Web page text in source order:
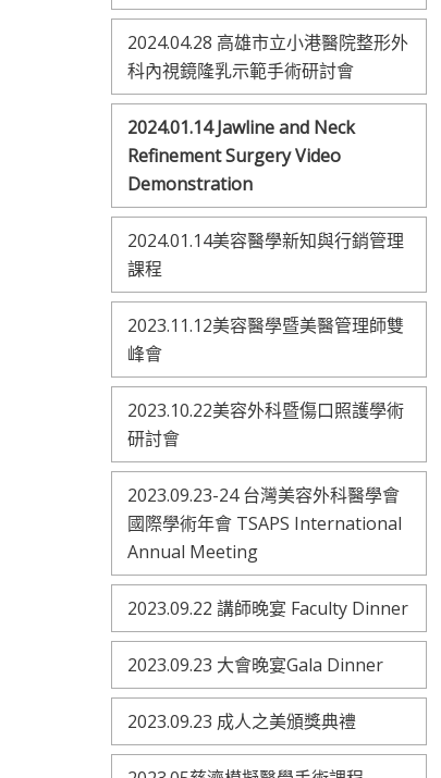
2024.04.28 高雄市立小港醫院整形外
科內視鏡隆乳示範手術研討會
2024.01.14 Jawline and Neck
Refinement Surgery Video
Demonstration
2024.01.14美容醫學新知與行銷管理
課程
2023.11.12美容醫學暨美醫管理師雙
峰會
2023.10.22美容外科暨傷口照護學術
研討會
2023.09.23-24 台灣美容外科醫學會
國際學術年會 TSAPS International
Annual Meeting
2023.09.22 講師晚宴 Faculty Dinner
2023.09.23 大會晚宴Gala Dinner
2023.09.23 成人之美頒獎典禮